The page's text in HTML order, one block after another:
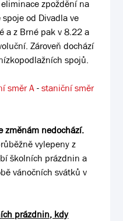
zpoždění na
od Divadla ve
a z Brné pak v 8.22 a
Zároveň dochází
spojů.
směr A-staniční směr
změnám nedochází.
vylepeny z
školních prázdnin a
vánočních svátků v
prázdnin, kdy